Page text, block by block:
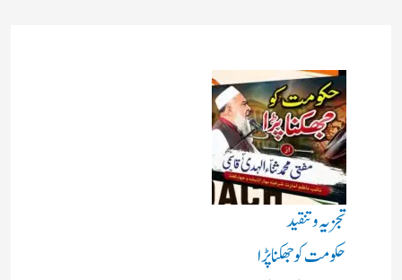
تجزیہ و تنقید
حکومت کو جھکنا پڑا